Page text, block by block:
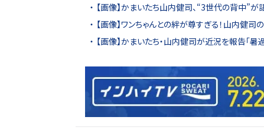
【画像】かまいたち山内健司、“3世代の背中”が
【画像】ワンちゃんとの絆が尊すぎる！山内健
【画像】かまいたち・山内健司が近況を報告「暑